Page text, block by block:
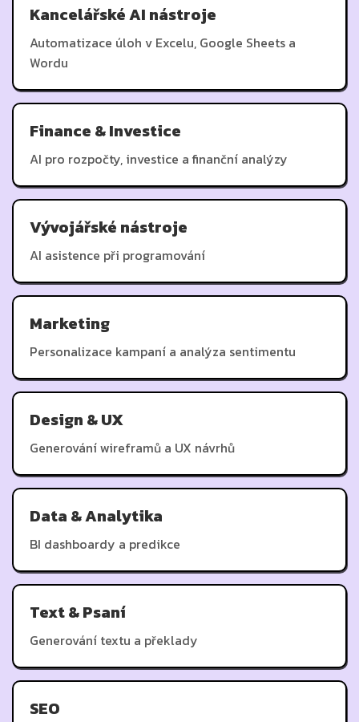
Kancelářské AI nástroje
Automatizace úloh v Excelu, Google Sheets a
Wordu
Finance & Investice
AI pro rozpočty, investice a finanční analýzy
Vývojářské nástroje
AI asistence při programování
Marketing
Personalizace kampaní a analýza sentimentu
Design & UX
Generování wireframů a UX návrhů
Data & Analytika
BI dashboardy a predikce
Text & Psaní
Generování textu a překlady
SEO